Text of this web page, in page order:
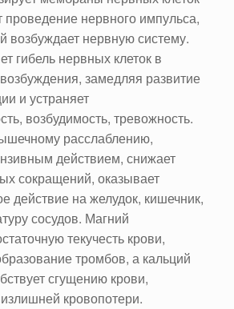
проведение нервного импульса,
возбуждает нервную систему.
гибель нервных клеток в
замедляя развитие
и устраняет
возбудимость, тревожность.
расслаблению,
действием, снижает
сокращений, оказывает
действие на желудок, кишечник,
сосудов. Магний
текучесть крови,
тромбов, а кальций
сгущению крови,
кровопотери.